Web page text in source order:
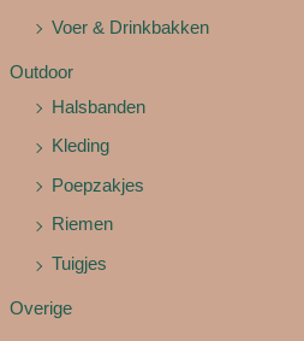
Voer & Drinkbakken
Outdoor
Halsbanden
Kleding
Poepzakjes
Riemen
Tuigjes
Overige